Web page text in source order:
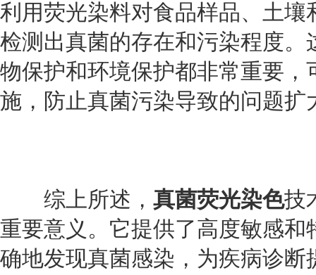
利用荧光染料对食品样品、土
检测出真菌的存在和污染程度
物保护和环境保护都非常重要
施，防止真菌污染导致的问题扩
综上所述， 真菌荧光染色技
重要意义。它提供了高度敏感
确地发现真菌感染，为疾病诊